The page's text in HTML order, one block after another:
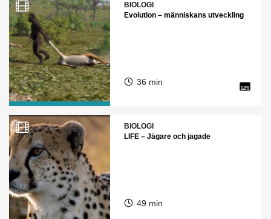
BIOLOGI
Evolution – människans utveckling
36 min
BIOLOGI
LIFE – Jägare och jagade
49 min